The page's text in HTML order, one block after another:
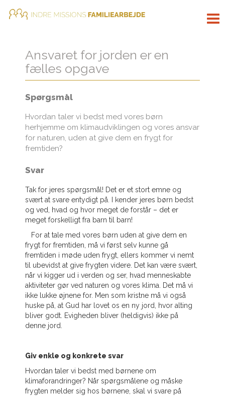
Ansvaret for jorden er en
fælles opgave
Spørgsmål
Hvordan taler vi bedst med vores børn
herhjemme om klimaudviklingen og vores ansvar
for naturen, uden at give dem en frygt for
fremtiden?
Svar
Tak for jeres spørgsmål! Det er et stort emne og
svært at svare entydigt på. I kender jeres børn bedst
og ved, hvad og hvor meget de forstår – det er
meget forskelligt fra barn til barn!
For at tale med vores børn uden at give dem en
frygt for fremtiden, må vi først selv kunne gå
fremtiden i møde uden frygt, ellers kommer vi nemt
til ubevidst at give frygten videre. Det kan være svært,
når vi kigger ud i verden og ser, hvad menneskabte
aktiviteter gør ved naturen og vores klima. Det må vi
ikke lukke øjnene for. Men som kristne må vi også
huske på, at Gud har lovet os en ny jord, hvor alting
bliver godt. Evigheden bliver (heldigvis) ikke på
denne jord.
Giv enkle og konkrete svar
Hvordan taler vi bedst med børnene om
klimaforandringer? Når spørgsmålene og måske
frygten melder sig hos børnene, skal vi svare på